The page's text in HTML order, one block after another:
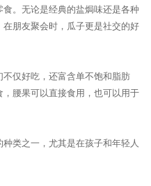
。无论是经典的盐焗味还是各种
朋友聚会时，瓜子更是社交的好
仅好吃，还富含单不饱和脂肪
腰果可以直接食用，也可以用于
类之一，尤其是在孩子和年轻人